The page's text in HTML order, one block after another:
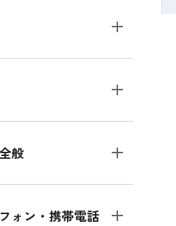
般
ォン・携帯電話